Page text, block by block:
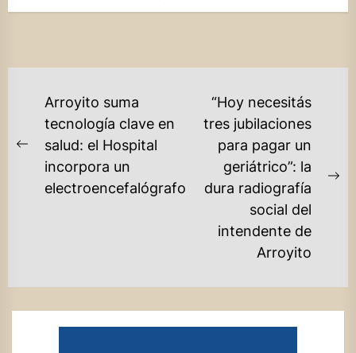
NAVEGACIÓN
ENTRADAS
Previous
post:
Arroyito suma
tecnología clave en
salud: el Hospital
incorpora un
electroencefalógrafo
“Hoy necesitás
tres jubilaciones
para pagar un
geriátrico”: la
dura radiografía
social del
intendente de
Arroyito